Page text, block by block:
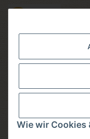
Wie wir Cookies
Versandmethoden